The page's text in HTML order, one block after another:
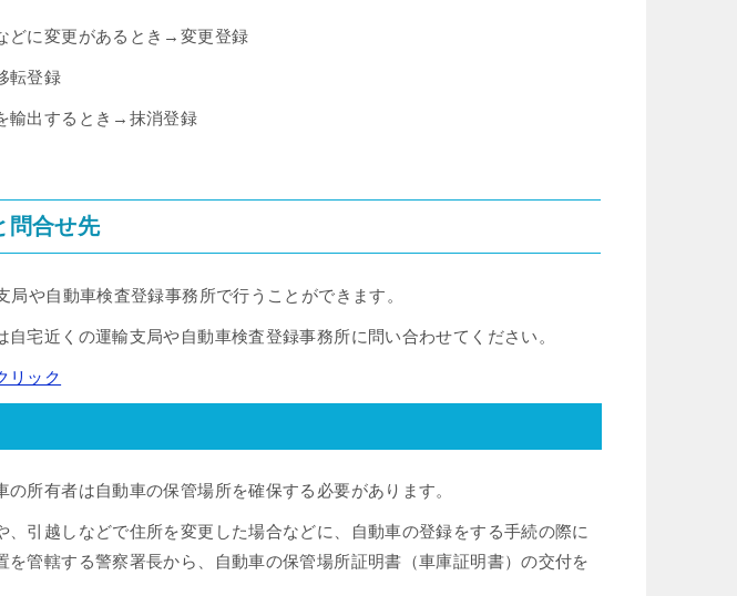
どに変更があるとき→変更登録
転登録
輸出するとき→抹消登録
問合せ先
局や自動車検査登録事務所で行うことができます。
自宅近くの運輸支局や自動車検査登録事務所に問い合わせてください。
リック
所有者は自動車の保管場所を確保する必要があります。
、引越しなどで住所を変更した場合などに、自動車の登録をする手続の際に
管轄する警察署長から、自動車の保管場所証明書（車庫証明書）の交付を